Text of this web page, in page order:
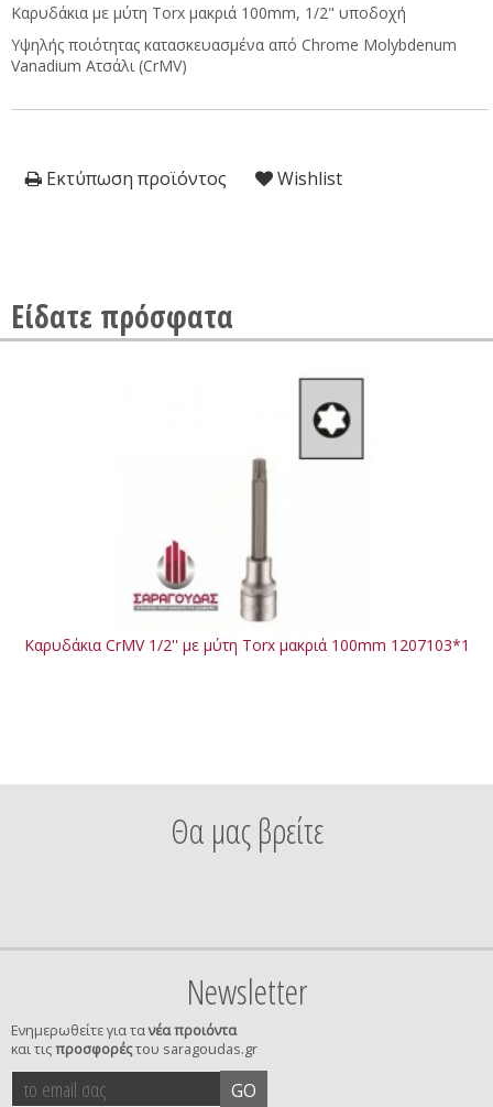
Καρυδάκια με μύτη Torx μακριά 100mm, 1/2" υποδοχή
Υψηλής ποιότητας κατασκευασμένα από Chrome Molybdenum
Vanadium Ατσάλι (CrMV)
Εκτύπωση προϊόντος Wishlist
Είδατε πρόσφατα
Καρυδάκια CrMV 1/2'' με μύτη Torx μακριά 100mm 1207103*1
Θα μας βρείτε
Newsletter
Ενημερωθείτε για τανέα προιόντα
και τιςπροσφορέςτου saragoudas.gr
το
email
GO